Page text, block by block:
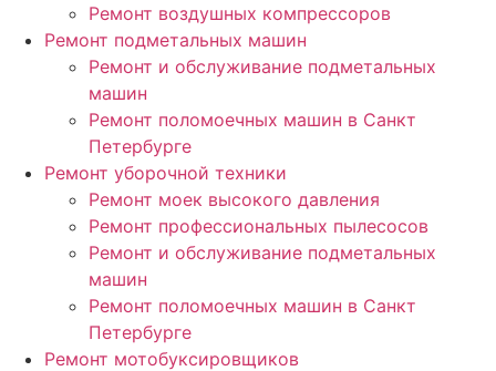
Ремонт воздушных компрессоров
Ремонт подметальных машин
Ремонт и обслуживание подметальных
машин
Ремонт поломоечных машин в Санкт
Петербурге
Ремонт уборочной техники
Ремонт моек высокого давления
Ремонт профессиональных пылесосов
Ремонт и обслуживание подметальных
машин
Ремонт поломоечных машин в Санкт
Петербурге
Ремонт мотобуксировщиков